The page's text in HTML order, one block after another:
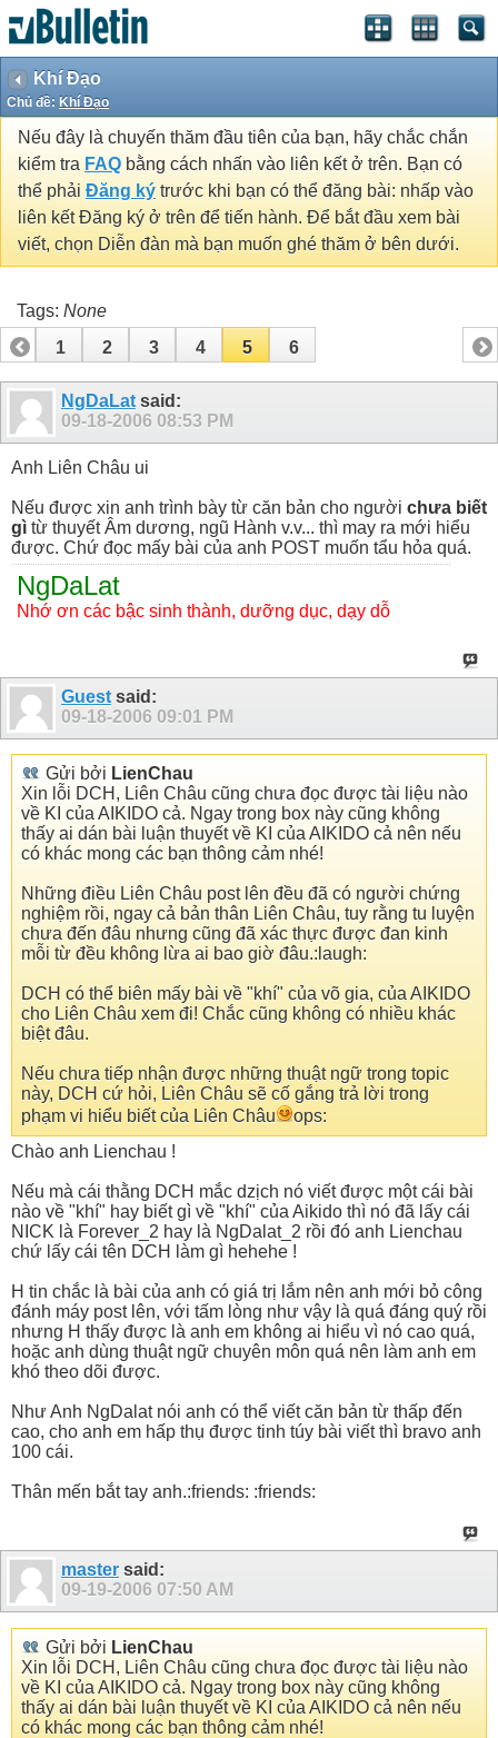
Khí Đạo
Chủ đề: Khí Đạo
Nếu đây là chuyến thăm đầu tiên của bạn, hãy chắc chắn
kiểm tra FAQ bằng cách nhấn vào liên kết ở trên. Bạn có
thể phải Đăng ký trước khi bạn có thể đăng bài: nhấp vào
liên kết Đăng ký ở trên để tiến hành. Để bắt đầu xem bài
viết, chọn Diễn đàn mà bạn muốn ghé thăm ở bên dưới.
Tags: None
1
2 3 4 5 6
NgDaLat said:
09-18-2006 08:53 PM
Anh Liên Châu ui
Nếu được xin anh trình bày từ căn bản cho người chưa biết
gì từ thuyết Âm dương, ngũ Hành v.v... thì may ra mới hiểu
được. Chứ đọc mấy bài của anh POST muốn tẩu hỏa quá.
NgDaLat
Nhớ ơn các bậc sinh thành, dưỡng dục, dạy dỗ
Guest said:
09-18-2006 09:01 PM
Gửi bởi LienChau
Xin lỗi DCH, Liên Châu cũng chưa đọc được tài liệu nào
về KI của AIKIDO cả. Ngay trong box này cũng không
thấy ai dán bài luận thuyết về KI của AIKIDO cả nên nếu
có khác mong các bạn thông cảm nhé!
Những điều Liên Châu post lên đều đã có người chứng
nghiệm rồi, ngay cả bản thân Liên Châu, tuy rằng tu luyện
chưa đến đâu nhưng cũng đã xác thực được đan kinh
mỗi từ đều không lừa ai bao giờ đâu.:laugh:
DCH có thể biên mấy bài về "khí" của võ gia, của AIKIDO
cho Liên Châu xem đi! Chắc cũng không có nhiều khác
biệt đâu.
Nếu chưa tiếp nhận được những thuật ngữ trong topic
này, DCH cứ hỏi, Liên Châu sẽ cố gắng trả lời trong
phạm vi hiểu biết của Liên Châu
ops:
Chào anh Lienchau !
Nếu mà cái thằng DCH mắc dzịch nó viết được một cái bài
nào về "khí" hay biết gì về "khí" của Aikido thì nó đã lấy cái
NICK là Forever_2 hay là NgDalat_2 rồi đó anh Lienchau
chứ lấy cái tên DCH làm gì hehehe !
H tin chắc là bài của anh có giá trị lắm nên anh mới bỏ công
đánh máy post lên, với tấm lòng như vậy là quá đáng quý rồi
nhưng H thấy được là anh em không ai hiểu vì nó cao quá,
hoặc anh dùng thuật ngữ chuyên môn quá nên làm anh em
khó theo dõi được.
Như Anh NgDalat nói anh có thể viết căn bản từ thấp đến
cao, cho anh em hấp thụ được tinh túy bài viết thì bravo anh
100 cái.
Thân mến bắt tay anh.:friends: :friends:
master said:
09-19-2006 07:50 AM
Gửi bởi LienChau
Xin lỗi DCH, Liên Châu cũng chưa đọc được tài liệu nào
về KI của AIKIDO cả. Ngay trong box này cũng không
thấy ai dán bài luận thuyết về KI của AIKIDO cả nên nếu
có khác mong các bạn thông cảm nhé!